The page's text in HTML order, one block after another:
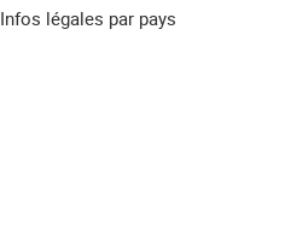
Infos légales par pays